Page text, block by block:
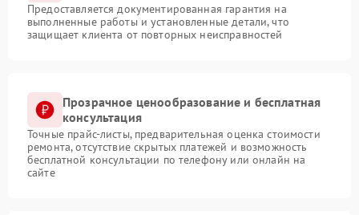
Предоставляется документированная гарантия на
выполненные работы и установленные детали, что
защищает клиента от повторных неисправностей
Прозрачное ценообразование и бесплатная
консультация
Точные прайс-листы, предварительная оценка стоимости
ремонта, отсутствие скрытых платежей и возможность
бесплатной консультации по телефону или онлайн на
сайте